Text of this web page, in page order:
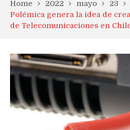
Home 2022 mayo
23
Polémica genera la idea de
de Telecomunicaciones en